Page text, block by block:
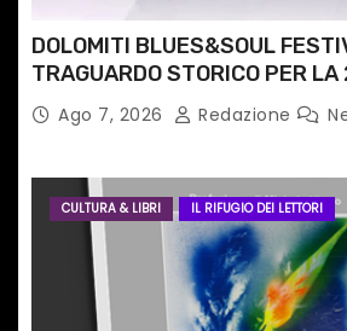
l
i
DOLOMITI BLUES&SOUL
TRAGUARDO STORICO PER LA
TRA LE CIME PATRIMONIO
Ago 7, 2026 Redazione
CULTURA & LIBRI IL RIFUGIO DEI LETTORI